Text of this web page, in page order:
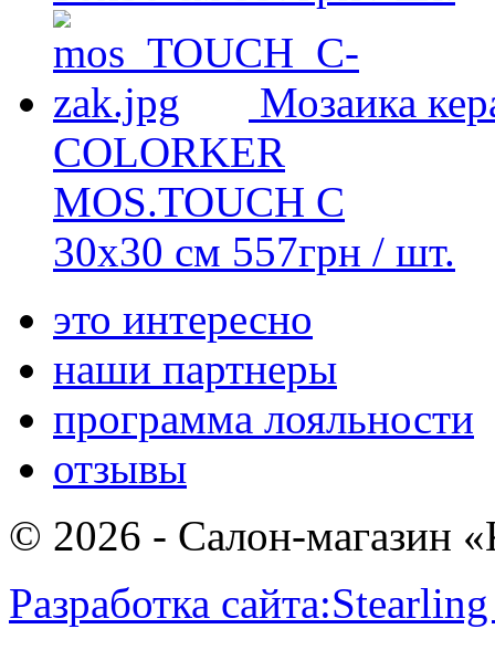
Мозаика
COLORKER
MOS.TOUCH C
30х30 см 557грн / шт.
это интересно
наши партнеры
программа лояльности
отзывы
© 2026 - Салон-магазин
Разработка сайта: